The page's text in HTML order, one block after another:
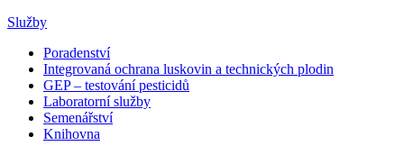
Služby
Poradenství
Integrovaná ochrana luskovin a technických plodin
GEP – testování pesticidů
Laboratorní služby
Semenářství
Knihovna